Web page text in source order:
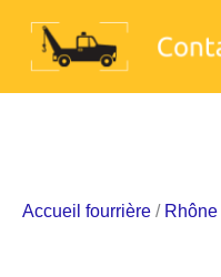
Accueil fourrière / Rhône